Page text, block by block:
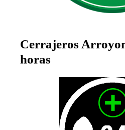
Cerrajeros
horas